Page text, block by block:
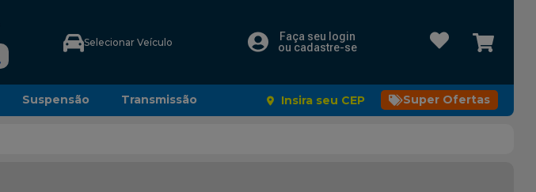
Selecionar Veículo
Faça seu login
ou cadastre-se
Suspensão Transmissão Insira seu CEP Super Ofertas